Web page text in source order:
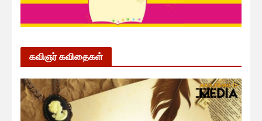
கவிஞர் கவிதைகள்